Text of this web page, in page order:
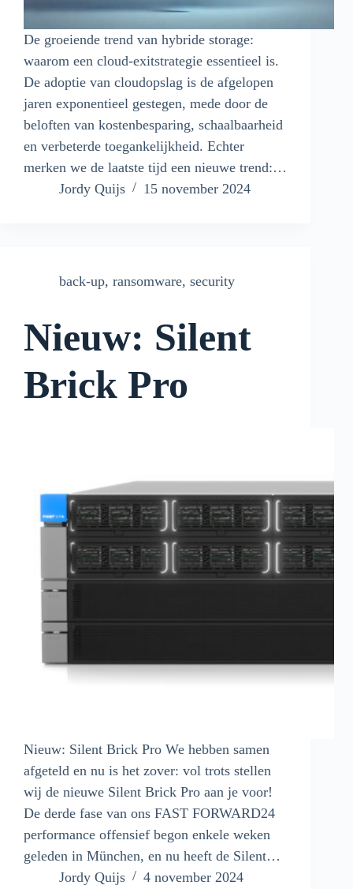
De groeiende trend van hybride storage:
waarom een cloud-exitstrategie essentieel is.
De adoptie van cloudopslag is de afgelopen
jaren exponentieel gestegen, mede door de
beloften van kostenbesparing, schaalbaarheid
en verbeterde toegankelijkheid. Echter
merken we de laatste tijd een nieuwe trend:…
Jordy Quijs
15 november 2024
back-up, ransomware, security
Nieuw: Silent
Brick Pro
Nieuw: Silent Brick Pro We hebben samen
afgeteld en nu is het zover: vol trots stellen
wij de nieuwe Silent Brick Pro aan je voor!
De derde fase van ons FAST FORWARD24
performance offensief begon enkele weken
geleden in München, en nu heeft de Silent…
Jordy Quijs
4 november 2024